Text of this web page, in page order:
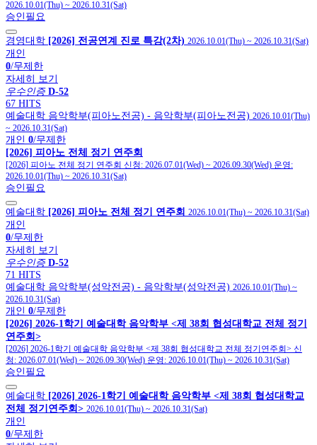
2026.10.01(Thu) ~ 2026.10.31(Sat)
승인필요
경영대학 [2026] 전공연계 진로 특강(2차) 2026.10.01(Thu) ~ 2026.10.31(Sat)
개인
0/무제한
자세히 보기
우수인증 D-52
67 HITS
예술대학 음악학부(피아노전공) - 음악학부(피아노전공) 2026.10.01(Thu)
~ 2026.10.31(Sat)
개인 0/무제한
[2026] 피아노 전체 정기 연주회
[2026] 피아노 전체 정기 연주회 신청: 2026.07.01(Wed) ~ 2026.09.30(Wed) 운영:
2026.10.01(Thu) ~ 2026.10.31(Sat)
승인필요
예술대학 [2026] 피아노 전체 정기 연주회 2026.10.01(Thu) ~ 2026.10.31(Sat)
개인
0/무제한
자세히 보기
우수인증 D-52
71 HITS
예술대학 음악학부(성악전공) - 음악학부(성악전공) 2026.10.01(Thu) ~
2026.10.31(Sat)
개인 0/무제한
[2026] 2026-1학기 예술대학 음악학부 <제 38회 협성대학교 전체 정기
연주회>
[2026] 2026-1학기 예술대학 음악학부 <제 38회 협성대학교 전체 정기연주회> 신
청: 2026.07.01(Wed) ~ 2026.09.30(Wed) 운영: 2026.10.01(Thu) ~ 2026.10.31(Sat)
승인필요
예술대학 [2026] 2026-1학기 예술대학 음악학부 <제 38회 협성대학교
전체 정기연주회> 2026.10.01(Thu) ~ 2026.10.31(Sat)
개인
0/무제한